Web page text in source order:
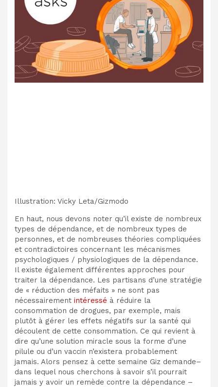
Illustration: Vicky Leta/Gizmodo
En haut, nous devons noter qu’il existe de nombreux
types de dépendance, et de nombreux types de
personnes, et de nombreuses théories compliquées
et contradictoires concernant les mécanismes
psychologiques / physiologiques de la dépendance.
Il existe également différentes approches pour
traiter la dépendance. Les partisans d’une stratégie
de « réduction des méfaits » ne sont pas
nécessairement intéressé à réduire la
consommation de drogues, par exemple, mais
plutôt à gérer les effets négatifs sur la santé qui
découlent de cette consommation. Ce qui revient à
dire qu’une solution miracle sous la forme d’une
pilule ou d’un vaccin n’existera probablement
jamais. Alors pensez à cette semaine Giz demande–
dans lequel nous cherchons à savoir s’il pourrait
jamais y avoir un remède contre la dépendance –